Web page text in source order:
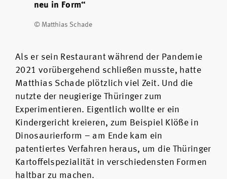
neu in Form“
© Matthias Schade
Als er sein Restaurant während der Pandemie
2021 vorübergehend schließen musste, hatte
Matthias Schade plötzlich viel Zeit. Und die
nutzte der neugierige Thüringer zum
Experimentieren. Eigentlich wollte er ein
Kindergericht kreieren, zum Beispiel Klöße in
Dinosaurierform – am Ende kam ein
patentiertes Verfahren heraus, um die Thüringer
Kartoffelspezialität in verschiedensten Formen
haltbar zu machen.